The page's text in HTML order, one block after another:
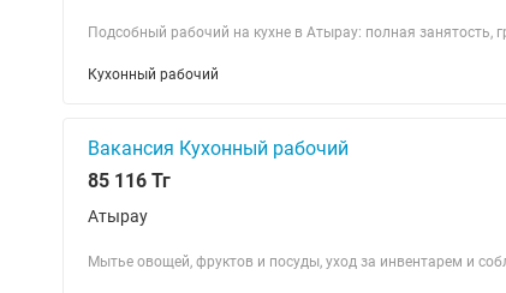
Подсобный рабочий на кухне в Атырау: полная занятость,
Кухонный рабочий
Вакансия Кухонный рабочий
85 116 Тг
Атырау
Мытье овощей, фруктов и посуды, уход за инвентарем и